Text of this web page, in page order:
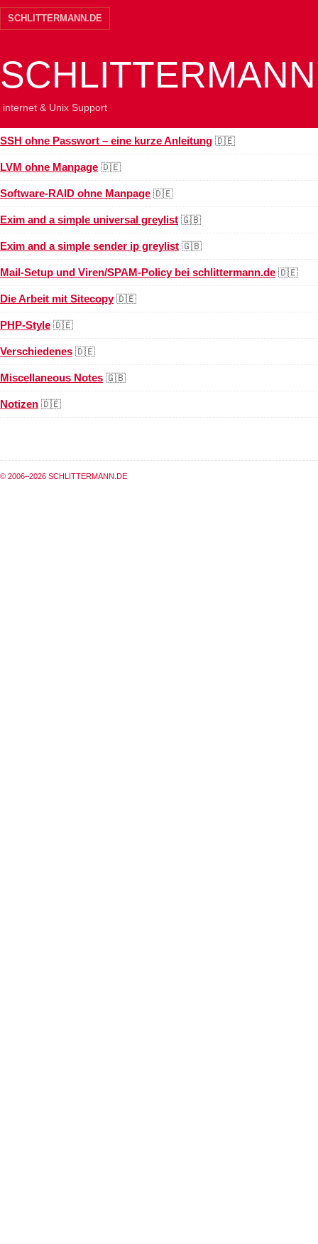
SCHLITTERMANN.DE
SCHLITTERMANN
internet & Unix Support
SSH ohne Passwort – eine kurze Anleitung 🇩🇪
LVM ohne Manpage 🇩🇪
Software-RAID ohne Manpage 🇩🇪
Exim and a simple universal greylist 🇬🇧
Exim and a simple sender ip greylist 🇬🇧
Mail-Setup und Viren/SPAM-Policy bei schlittermann.de 🇩🇪
Die Arbeit mit Sitecopy🇩🇪
PHP-Style 🇩🇪
Verschiedenes 🇩🇪
Miscellaneous Notes 🇬🇧
Notizen 🇩🇪
© 2006–2026 SCHLITTERMANN.DE